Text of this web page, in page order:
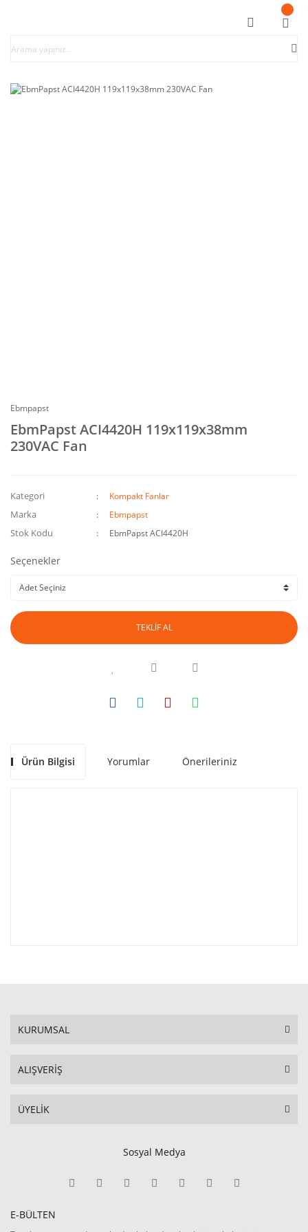
Ebmpapst
EbmPapst ACI4420H 119x119x38mm
230VAC Fan
Kategori Kompakt Fanlar
Marka Ebmpapst
Stok Kodu EbmPapst ACI4420H
Seçenekler
TEKLİF AL
Ürün Bilgisi Yorumlar Önerileriniz
KURUMSAL
ALIŞVERİŞ
ÜYELİK
Sosyal Medya
E-BÜLTEN